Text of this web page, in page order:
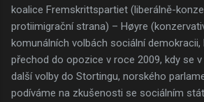
koalice Fremskrittspartiet (liberálně-
protiimigrační strana) – Høyre
komunálních volbách sociální
přechod do opozice v roce 2009, kdy se
další volby do Stortingu, norského
podíváme na zkušenosti se sociálním